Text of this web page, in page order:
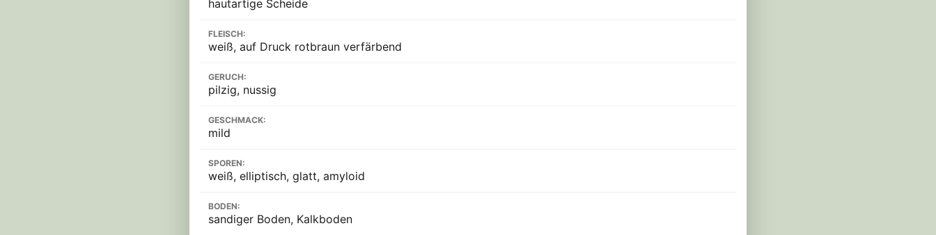
hautartige Scheide
FLEISCH:
weiß, auf Druck rotbraun verfärbend
GERUCH:
pilzig, nussig
GESCHMACK:
mild
SPOREN:
weiß, elliptisch, glatt, amyloid
BODEN:
sandiger Boden, Kalkboden